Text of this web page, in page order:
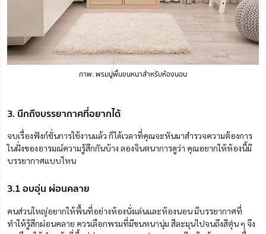
ภาพ: พรมปูพื้นขนหนาสำหรับห้องนอน
3. นึกถึงบรรยากาศที่อยากได้
จบเรื่องฟังก์ชั่นการใช้งานแล้ว ก็ได้เวลาที่คุณจะหันมาสำรวจความต้องการ
ในฝั่งของอารมณ์ความรู้สึกกันบ้าง ลองจินตนาการดูว่า คุณอยากให้ห้องนี้มี
บรรยากาศแบบไหน
3.1 อบอุ่น ผ่อนคลาย
คนส่วนใหญ่อยากให้พื้นที่อย่างห้องนั่งเล่นและห้องนอน มีบรรยากาศที่
ทำให้รู้สึกผ่อนคลาย ควรเลือกพรมที่มีขนหนานุ่ม สีละมุนไปจนถึงสีตุ่น ๆ จึง